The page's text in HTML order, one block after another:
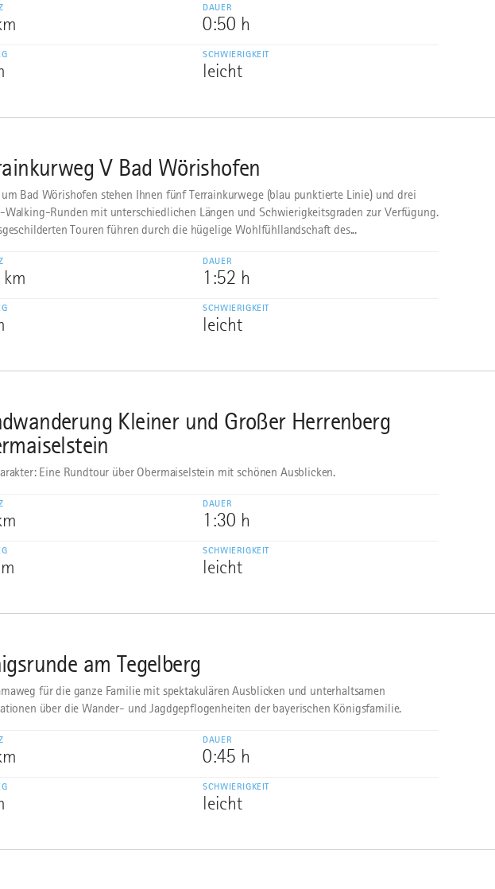
DAUER
0:50 h
SCHWIERIGKEIT
leicht
V Bad Wörishofen
Bad Wörishofen stehen Ihnen fünf Terrainkurwege (blau punktierte Linie) und drei
Walking-Runden mit unterschiedlichen Längen und Schwierigkeitsgraden zur Verfügung.
Touren führen durch die hügelige Wohlfühllandschaft des...
km
DAUER
1:52 h
SCHWIERIGKEIT
leicht
Kleiner und Großer Herrenberg
Eine Rundtour über Obermaiselstein mit schönen Ausblicken.
DAUER
1:30 h
SCHWIERIGKEIT
leicht
am Tegelberg
für die ganze Familie mit spektakulären Ausblicken und unterhaltsamen
über die Wander- und Jagdgepflogenheiten der bayerischen Königsfamilie.
DAUER
0:45 h
SCHWIERIGKEIT
leicht